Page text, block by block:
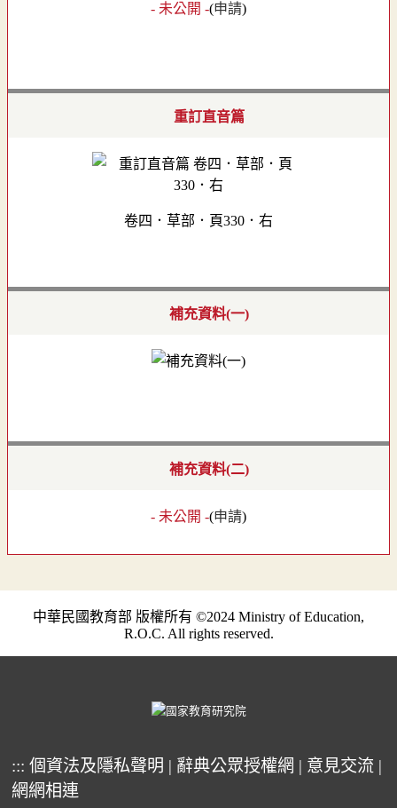
- 未公開 -(申請)
重訂直音篇
卷四．草部．頁330．右
補充資料(一)
補充資料(二)
- 未公開 -(申請)
中華民國教育部 版權所有 ©2024 Ministry of Education,
R.O.C. All rights reserved.
::: 個資法及隱私聲明 | 辭典公眾授權網 | 意見交流 |
網網相連